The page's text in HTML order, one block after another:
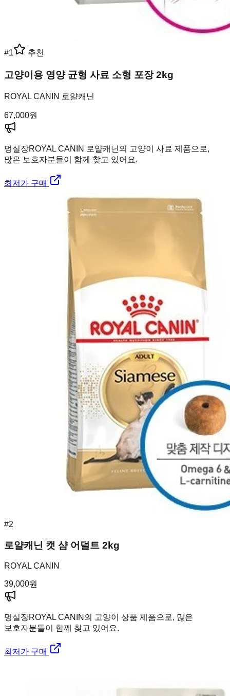
#1 추천
고양이용 영양 균형 사료 소형 포장 2kg
ROYAL CANIN 로얄캐닌
67,000원
멍실장ROYAL CANIN 로얄캐닌의 고양이 사료 제품으로,
많은 보호자분들이 함께 찾고 있어요.
최저가 구매
#2
로얄캐닌 캣 샴 어덜트 2kg
ROYAL CANIN
39,000원
멍실장ROYAL CANIN의 고양이 상품 제품으로, 많은
보호자분들이 함께 찾고 있어요.
최저가 구매